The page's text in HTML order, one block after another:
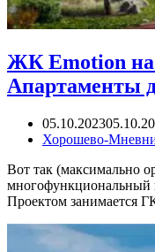
ЖК Emotion на
Апартаменты
05.10.2023
Хорошево-
Вот так (максимально
многофункциональный
Проектом занимается